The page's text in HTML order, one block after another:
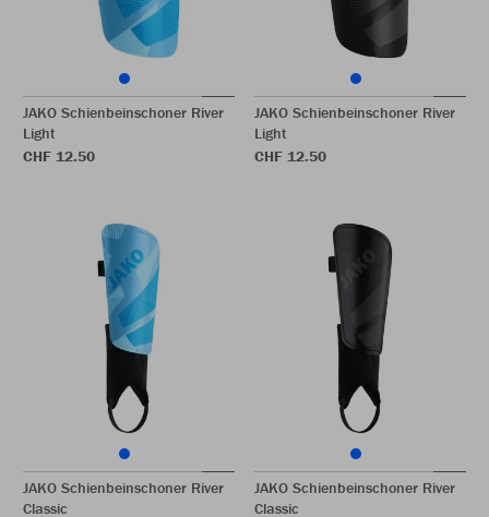
JAKO Schienbeinschoner River
Light
CHF 12.50
JAKO Schienbeinschoner River
Light
CHF 12.50
JAKO Schienbeinschoner River
Classic
JAKO Schienbeinschoner River
Classic